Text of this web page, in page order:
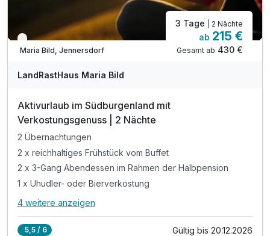
Verfügbar bis Dezember
Maria Bild, Jennersdorf
3 Tage | 2 Nächte
ab 215 €
Gesamt ab 430 €
LandRastHaus Maria Bild
Aktivurlaub im Südburgenland mit
Verkostungsgenuss | 2 Nächte
2 Übernachtungen
2 x reichhaltiges Frühstück vom Buffet
2 x 3-Gang Abendessen im Rahmen der Halbpension
1 x Uhudler- oder Bierverkostung
Alle Inklusivleistungen
4 weitere anzeigen
5,5 / 6 Gültig bis 20.12.2026